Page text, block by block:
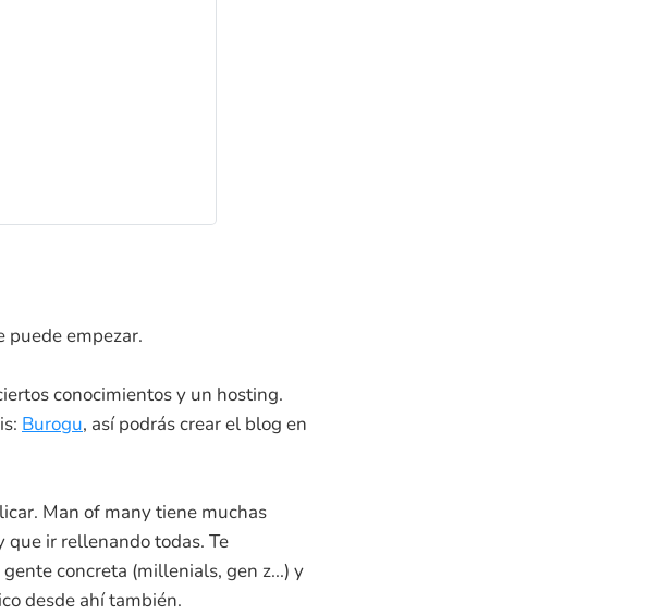
puede empezar.
conocimientos y un hosting.
Burogu, así podrás crear el blog en
Man of many tiene muchas
que ir rellenando todas. Te
concreta (millenials, gen z...) y
desde ahí también.